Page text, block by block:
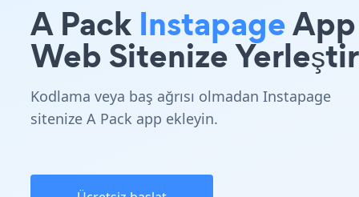
A Pack InstapageApp
Web Sitenize
Kodlama veya baş ağrısı olmadan Instapage
sitenize A Pack app ekleyin.